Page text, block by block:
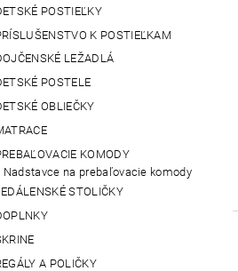
POSTIEĽKY
K POSTIEĽKAM
LEŽADLÁ
POSTELE
OBLIEČKY
KOMODY
Nadstavce na prebaľovacie komody
STOLIČKY
A POLIČKY